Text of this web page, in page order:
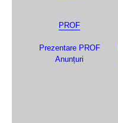
PROF
Prezentare PROF
Anunțuri